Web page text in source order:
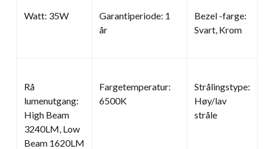
Watt: 35W
Garantiperiode: 1
år
Bezel -farge:
Svart, Krom
Rå
lumenutgang:
High Beam
3240LM, Low
Beam 1620LM
Fargetemperatur:
6500K
Strålingstype:
Høy/lav
stråle